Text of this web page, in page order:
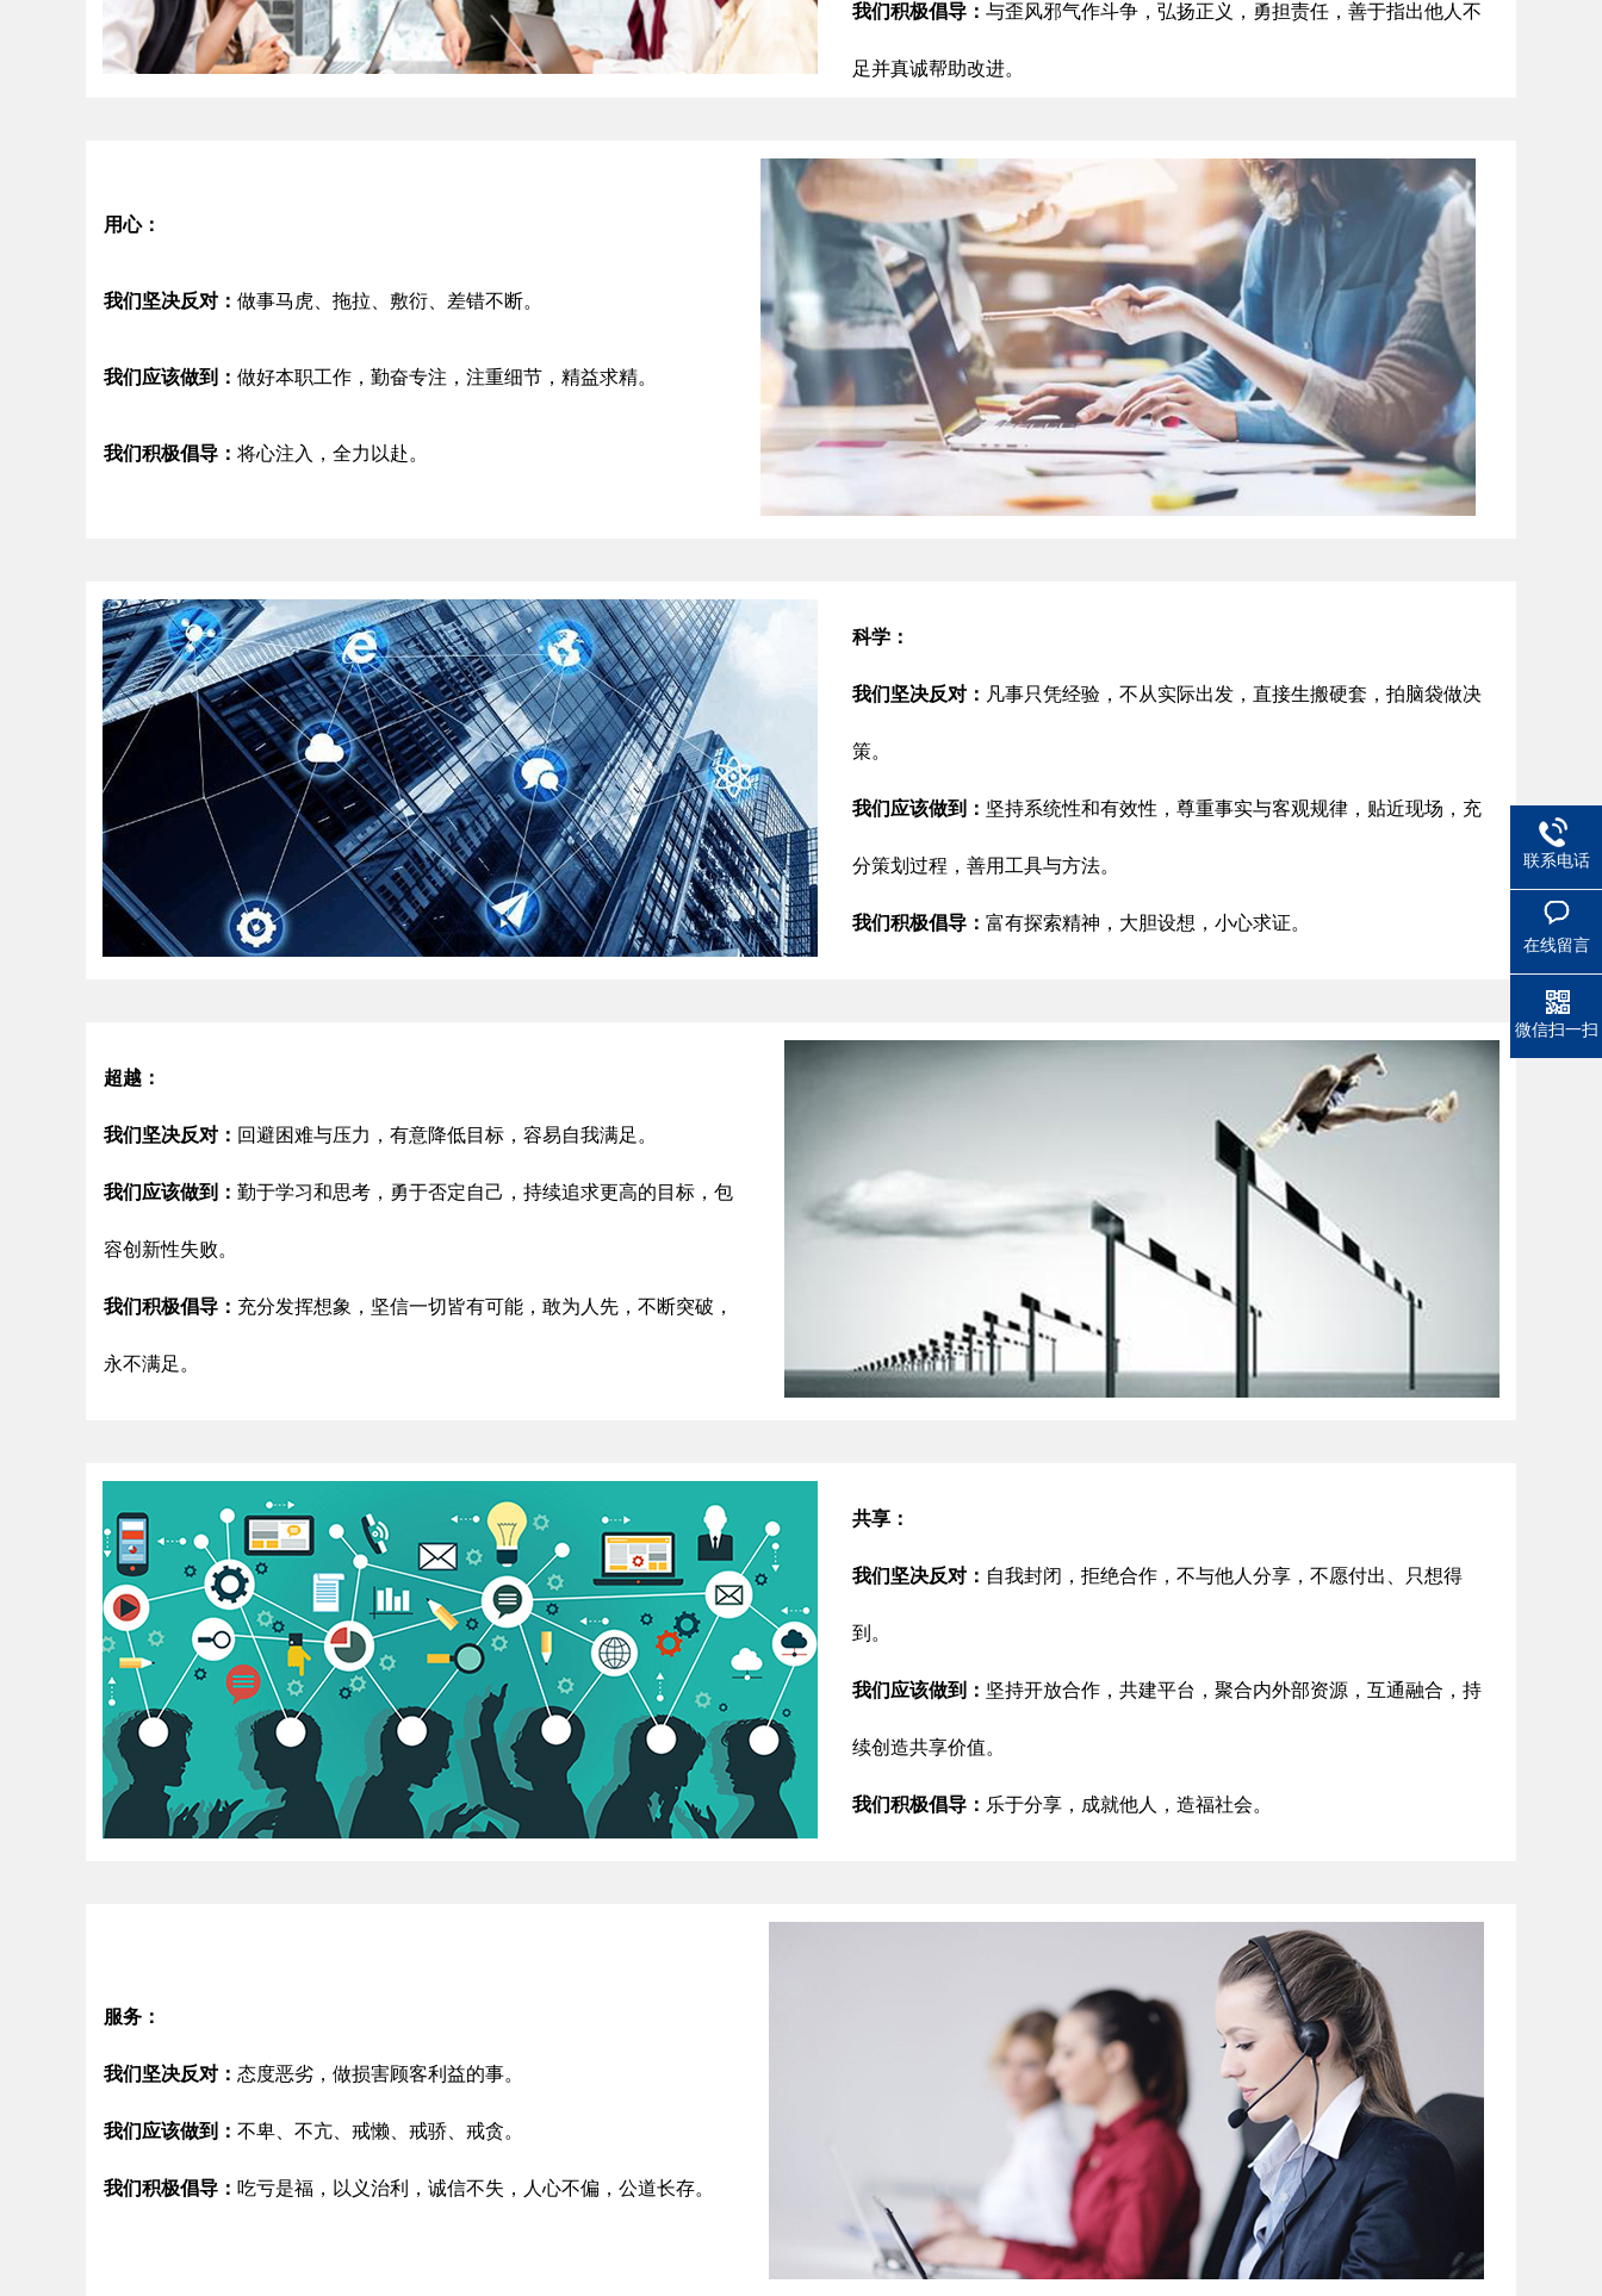
我们积极倡导： 与歪风邪气作斗争，弘扬正义，勇担责任，善于指出他人不
足并真诚帮助改进。
用心：
我们坚决反对： 做事马虎、拖拉、敷衍、差错不断。
我们应该做到： 做好本职工作，勤奋专注，注重细节，精益求精。
我们积极倡导： 将心注入，全力以赴。
科学：
我们坚决反对： 凡事只凭经验，不从实际出发，直接生搬硬套，拍脑袋做决
策。
我们应该做到： 坚持系统性和有效性，尊重事实与客观规律，贴近现场，充
分策划过程，善用工具与方法。
我们积极倡导： 富有探索精神，大胆设想，小心求证。
超越：
我们坚决反对： 回避困难与压力，有意降低目标，容易自我满足。
我们应该做到： 勤于学习和思考，勇于否定自己，持续追求更高的目标，包
容创新性失败。
我们积极倡导： 充分发挥想象，坚信一切皆有可能，敢为人先，不断突破，
永不满足。
共享：
我们坚决反对： 自我封闭，拒绝合作，不与他人分享，不愿付出、只想得
到。
我们应该做到： 坚持开放合作，共建平台，聚合内外部资源，互通融合，持
续创造共享价值。
我们积极倡导： 乐于分享，成就他人，造福社会。
服务：
我们坚决反对： 态度恶劣，做损害顾客利益的事。
我们应该做到： 不卑、不亢、戒懒、戒骄、戒贪。
我们积极倡导： 吃亏是福，以义治利，诚信不失，人心不偏，公道长存。
联系电话
在线留言
微信扫一扫